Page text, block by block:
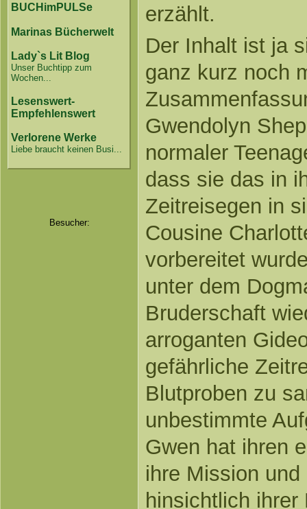
BUCHimPULSe
Marinas Bücherwelt
Lady`s Lit Blog
Unser Buchtipp zum
Wochen...
Lesenswert-
Empfehlenswert
Verlorene Werke
Liebe braucht keinen Busi...
Besucher:
erzählt.
Der Inhalt ist ja
ganz kurz noch
Gwendolyn
normaler
dass sie das in
Zeitreisegen in
Cousine
vorbereitet
unter dem
Bruderschaft
arroganten
gefährliche
Blutproben zu
unbestimmte
Gwen hat ihren
ihre Mission
hinsichtlich